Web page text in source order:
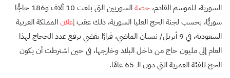
السورية، للموسم القادم، حصة
السوريين التي بلغت 10 آلاف و186 حاجًّا
سوريًّا، بحسب لجنة الحج العليا السورية، ذلك عقبإعلانالمملكة العربية
السعودية، في 9 أبريل/ نيسان الماضي، قرارًا يقضي برفع عدد الحجاج لهذا
العام إلى مليون حاج من داخل البلاد وخارجها، في حين اشترطت أن يكون
الحج للفئة العمرية التي دون الـ 65 عامًا.